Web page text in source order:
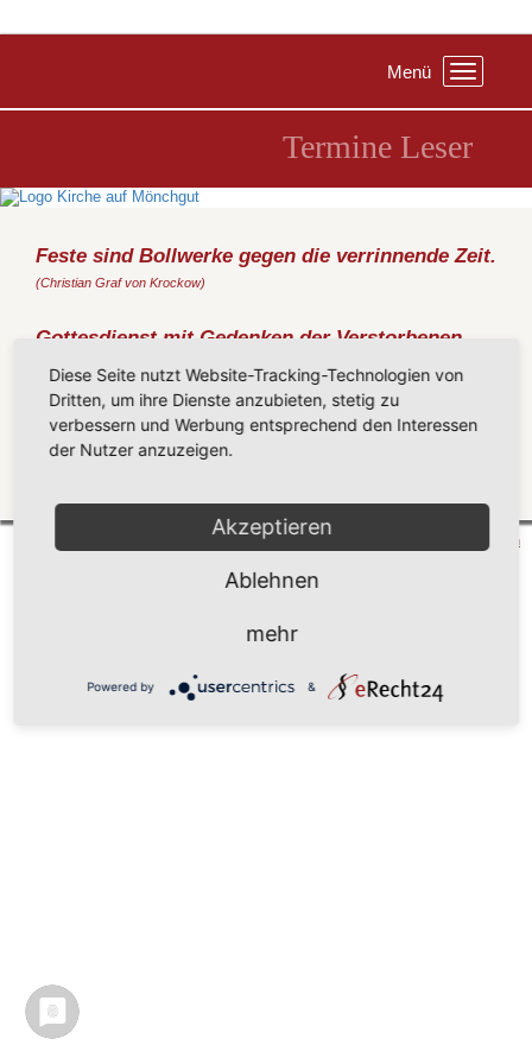
Toggle
Menü
Termine Leser
Feste sind Bollwerke gegen die verrinnende Zeit.
(Christian Graf von Krockow)
Gottesdienst mit Gedenken der Verstorbenen
und Abendmahl
Sonntag, 13.11.2016 , 09:30 Uhr, Gemeindezentrum Sellin
(Metz)
Wahl des Kirchengemeinderats für den Wahlbezirk Sellin.
Datenschutzerklärung vicon
Diese Seite nutzt Website-Tracking-Technologien von
Dritten, um ihre Dienste anzubieten, stetig zu
verbessern und Werbung entsprechend den Interessen
der Nutzer anzuzeigen.
Akzeptieren
Ablehnen
mehr
Powered by &